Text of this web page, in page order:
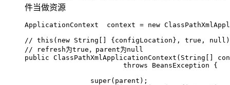
件当做资源
ApplicationContext context = new
// this(new String[] {configLocation}, true,
// refresh为true，parent为null
public ClassPathXmlApplicationContext (String[]
throws BeansException {
super(parent);